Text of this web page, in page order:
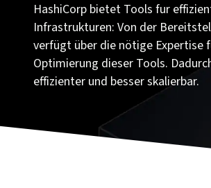
HashiCorp bietet Tools fur
Infrastrukturen: Von der
verfügt über die nötige Expertise
Optimierung dieser Tools.
effizienter und besser skalierbar.